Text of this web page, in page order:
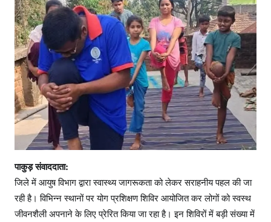
ग
रू
क
ता
पाकुड़ संवाददाता:
जिले में आयुष विभाग द्वारा स्वास्थ्य जागरूकता को लेकर सराहनीय पहल की जा
रही है। विभिन्न स्थानों पर योग प्रशिक्षण शिविर आयोजित कर लोगों को स्वस्थ
जीवनशैली अपनाने के लिए प्रेरित किया जा रहा है। इन शिविरों में बड़ी संख्या में